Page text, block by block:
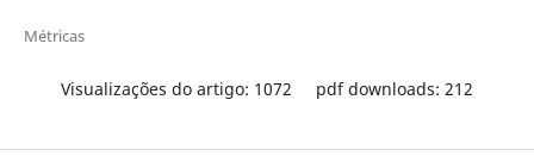
Métricas
Visualizações do artigo: 1072 pdf downloads: 212